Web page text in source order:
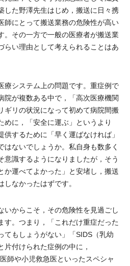
した野澤先生はじめ，搬送に日々携
師にとって搬送業務の危険性が高い
。その一方で一般の医療者が搬送業
らい理由として考えられることはあ
システム上の問題です。重症例で
院が複数ある中で，「高次医療機関
ギリの状況になって初めて病院間搬
めに，「安全に運ぶ」というより
するために「早く運ばなければ」
はないでしょうか。私自身も数多く
意識するようになりましたが，そう
か運べてよかった」と安堵し，搬送
なかったはずです。
からこそ，その危険性を見過ごし
す。つまり，「これだけ重症だった
てもしょうがない」「SIDS（乳幼
片付けられた症例の中に，
師や小児救急医といったスペシャ